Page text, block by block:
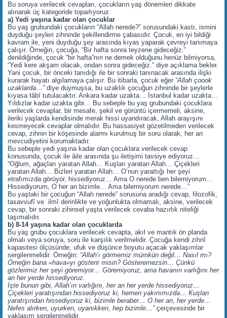
Bu soruya verilecek cevapları, çocukların yaş dönemleri dikkate
alınarak üç kategoride toparlıyoruz.
a) Yedi yaşına kadar olan çocuklar
Bu yaş grubundaki çocukların “Allah nerede?” sorusundaki kastı, ismini
duyduğu şeyleri zihninde şekillendirme çabasıdır. Çocuk, en iyi bildiği
kavram ile, yeni duyduğu şey arasında kıyas yaparak çevreyi tanımaya
çalışır. Örneğin, çocuğa, “Bir hafta sonra teyzene gideceğiz.”
denildiğinde, çocuk “bir hafta”nın ne demek olduğunu henüz bilmiyorsa,
“Yedi kere akşam olacak, ondan sonra gideceğiz.” diye açıklama bekler.
Yani çocuk, bir önceki tanıdığı ile bir sonraki tanınacak arasında ilişki
kurarak hayatı algılamaya çalışır. Bu itibarla, çocuk eğer “Allah çoook
uzaklarda…”diye duymuşsa, bu uzaklık çocuğun zihninde bir şeylerle
kıyasa tâbî tutulacaktır. Ankara kadar uzakta… İstanbul kadar uzakta…
Yıldızlar kadar uzakta gibi… Bu sebeple bu yaş grubundaki çocuklara
verilecek cevaplar, bir mesafe, şekil ve görüntü içermemeli, aksine,
ileriki yaşlarda kendisinde merak hissi uyandıracak, Allah arayışını
kesmeyecek cevaplar olmalıdır. Bu hassasiyet gözetilmeden verilecek
cevap, zihnin bir köşesinde alarmı kurulmuş bir soru olarak, her an
mevcudiyetini korumaktadır.
Bu sebeple yedi yaşına kadar olan çocuklara verilecek cevap
konusunda, çocuk ile âile arasında şu iletişimi tavsiye ediyoruz…
“Oğlum, ağaçları yaratan Allah… Kuşları yaratan Allah… Çiçekleri
yaratan Allah… Bizleri yaratan Allah… O’nun yarattığı her şeyi
etrafımızda görüyor, hissediyoruz… Ama O nerede ben bilemiyorum…
Hissediyorum, O her an bizimle… Ama bilemiyorum nerede…”
Bu yaştaki bir çocuğun “Allah nerede” sorusuna aradığı cevap, filozofik,
tasavvufî ve ilmî derinlikte ve yoğunlukta olmamalı, aksine, verilecek
cevap, bir sonraki zihinsel yaşta verilecek cevaba hazırlık niteliği
taşımalıdır.
b) 8-14 yaşına kadar olan çocuklarda
Bu yaş grubu çocuklara verilecek cevapta, akıl ve mantık ön planda
olmalı veya soruya, soru ile karşılık verilmelidir. Çocuğa kendi zihnî
kapasitesi ölçüsünde, ufuk ve düşünce boyutu açacak yaklaşımlar
sergilenmelidir. Örneğin: “Allah’ı görmemiz mümkün değil… Nasıl mı?
Örneğin bana «hava»yı gösterir misin? Gösteremezsin… Çünkü
gözlerimiz her şeyi göremiyor… Göremiyoruz, ama havanın varlığını her
an her yerde hissediyoruz.
İşte bunun gibi, Allah’ın varlığını, her an her yerde hissediyoruz…
Çiçekleri yaratışından hissediyoruz ki, hemen yakınımızda… Kuşları
yaratışından hissediyoruz ki, bizimle beraber… O her an, her yerde…
Nefes alırken, uyurken, uyanıkken, hep bizimle…”çerçevesinde bir
yaklaşım sergilenmelidir.